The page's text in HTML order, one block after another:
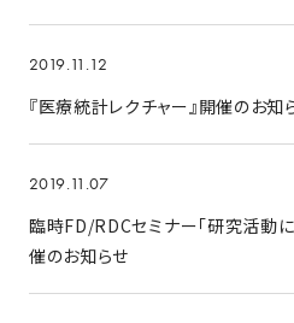
2019.11.12
『医療統計レクチャー』開催のお知
2019.11.07
臨時FD/RDCセミナー「研究活動
催のお知らせ